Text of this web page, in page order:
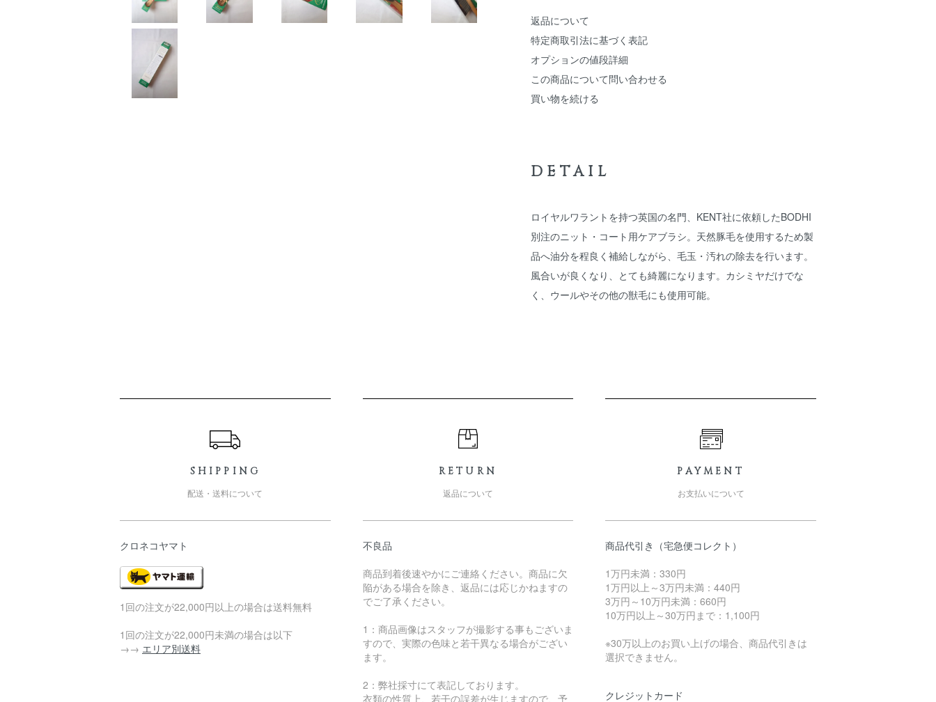
返品について
特定商取引法に基づく表記
オプションの値段詳細
この商品について問い合わせる
買い物を続ける
DETAIL
ロイヤルワラントを持つ英国の名門、KENT社に依頼したBODHI
別注のニット・コート用ケアブラシ。天然豚毛を使用するため製
品へ油分を程良く補給しながら、毛玉・汚れの除去を行います。
風合いが良くなり、とても綺麗になります。カシミヤだけでな
く、ウールやその他の獣毛にも使用可能。
SHIPPING
配送・送料について
クロネコヤマト
1回の注文が22,000円以上の場合は送料無料
1回の注文が22,000円未満の場合は以下
→→ エリア別送料
RETURN
返品について
不良品
商品到着後速やかにご連絡ください。商品に欠
陥がある場合を除き、返品には応じかねますの
でご了承ください。
1：商品画像はスタッフが撮影する事もございま
すので、実際の色味と若干異なる場合がござい
ます。
2：弊社採寸にて表記しております。
衣類の性質上、若干の誤差が生じますので、予
PAYMENT
お支払いについて
商品代引き（宅急便コレクト）
1万円未満：330円
1万円以上～3万円未満：440円
3万円～10万円未満：660円
10万円以上～30万円まで：1,100円
※30万以上のお買い上げの場合、商品代引きは
選択できません。
クレジットカード